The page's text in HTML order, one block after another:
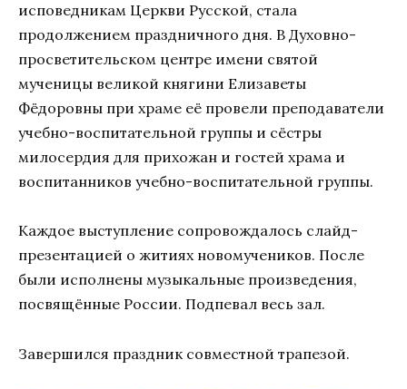
исповедникам Церкви Русской, стала
продолжением праздничного дня. В Духовно-
просветительском центре имени святой
мученицы великой княгини Елизаветы
Фёдоровны при храме её провели преподаватели
учебно-воспитательной группы и сёстры
милосердия для прихожан и гостей храма и
воспитанников учебно-воспитательной группы.
Каждое выступление сопровождалось слайд-
презентацией о житиях новомучеников. После
были исполнены музыкальные произведения,
посвящённые России. Подпевал весь зал.
Завершился праздник совместной трапезой.